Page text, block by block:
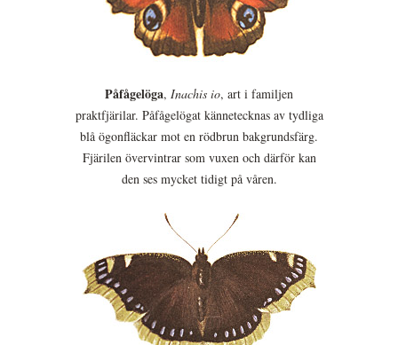
Påfågelöga, Inachis io, art i familjen
praktfjärilar. Påfågelögat kännetecknas av tydliga
blå ögonfläckar mot en rödbrun bakgrundsfärg.
Fjärilen övervintrar som vuxen och därför kan
den ses mycket tidigt på våren.